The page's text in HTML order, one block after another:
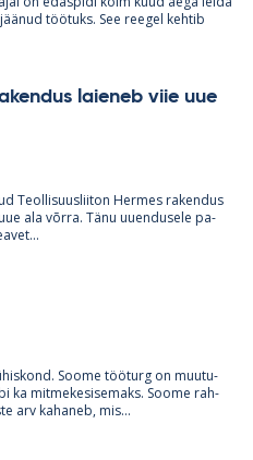
töö­tuks. See ree­gel keh­tib
lai­e­neb viie uue
Teol­li­suus­lii­ton Her­mes ra­ken­dus
ala võrra. Tänu uu­en­dusele pa­
Soome töö­turg on muu­tu­
ka mit­me­ke­si­se­maks. Soome rah­
arv ka­ha­neb, mis...